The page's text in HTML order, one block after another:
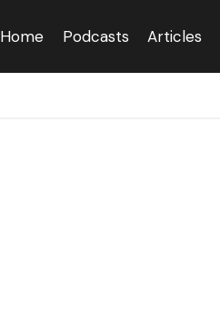
Home Podcasts Articles